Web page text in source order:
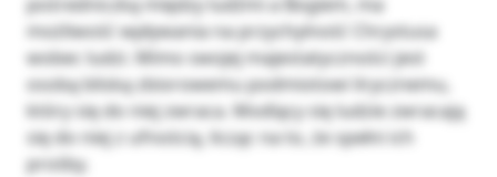
możliwość wpływania na przychylność Chrystusa
wobec ludzi. Mimo swojej majestatyczności jest
osobą bliską zbiorowemu podmiotowi lirycznemu,
który się do niej zwraca. Modlący się ludzie zwracają
się do niej z ufnością, licząc na to, że spełni ich
prośby.